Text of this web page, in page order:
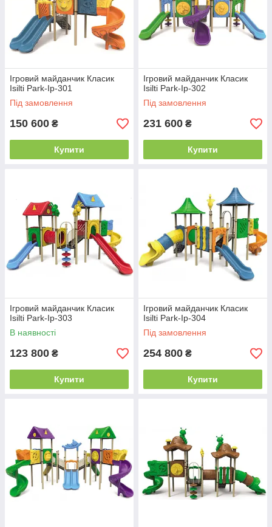
Ігровий майданчик Класик
Isilti Park-Iр-301
Під замовлення
150 600 ₴
Купити
Ігровий майданчик Класик
Isilti Park-Iр-302
Під замовлення
231 600 ₴
Купити
Ігровий майданчик Класик
Isilti Park-Iр-303
В наявності
123 800 ₴
Купити
Ігровий майданчик Класик
Isilti Park-Iр-304
Під замовлення
254 800 ₴
Купити